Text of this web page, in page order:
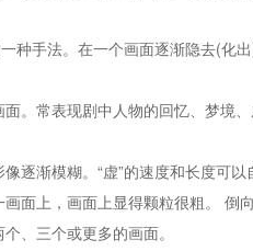
手法。在一个画面逐渐隐去(化
常表现剧中人物的回忆、梦境、
渐模糊。“虚”的速度和长度可以
上，画面上显得颗粒很粗。 倒
、三个或更多的画面。